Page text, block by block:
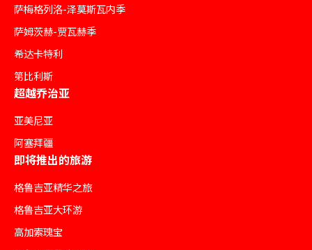
萨梅格列洛-泽莫斯瓦内季
萨姆茨赫-贾瓦赫季
希达卡特利
第比利斯
超越乔治亚
亚美尼亚
阿塞拜疆
即将推出的旅游
格鲁吉亚精华之旅
格鲁吉亚大环游
高加索瑰宝